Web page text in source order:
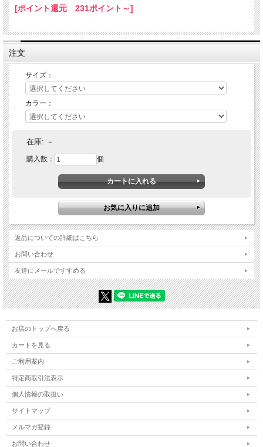
HAIGHT (ヘイト)
DELTA QUILT VEST ft. GRINDLODGE
[ポイント還元 231ポイント～]
注文
サイズ：
カラー：
在庫: －
購入数： 個
返品についての詳細はこちら
お問い合わせ
友達にメールですすめる
お店のトップへ戻る
カートを見る
ご利用案内
特定商取引法表示
個人情報の取扱い
サイトマップ
メルマガ登録
お問い合わせ